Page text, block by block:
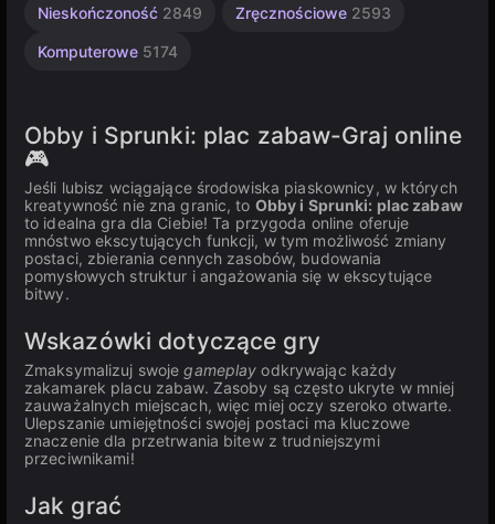
Nieskończoność 2849 Zręcznościowe 2593
Komputerowe 5174
3175
Obby i Sprunki: plac zabaw-Graj online
🎮
Jeśli lubisz wciągające środowiska piaskownicy, w których
kreatywność nie zna granic, to Obby i Sprunki: plac zabaw
to idealna gra dla Ciebie! Ta przygoda online oferuje
mnóstwo ekscytujących funkcji, w tym możliwość zmiany
postaci, zbierania cennych zasobów, budowania
pomysłowych struktur i angażowania się w ekscytujące
bitwy.
Wskazówki dotyczące gry
Zmaksymalizuj swojegameplay odkrywając każdy
zakamarek placu zabaw. Zasoby są często ukryte w mniej
zauważalnych miejscach, więc miej oczy szeroko otwarte.
Ulepszanie umiejętności swojej postaci ma kluczowe
znaczenie dla przetrwania bitew z trudniejszymi
przeciwnikami!
Jak grać